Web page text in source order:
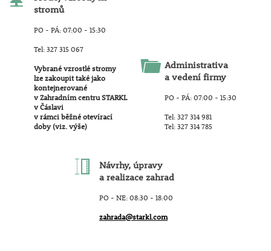
stromů
PO - PÁ: 07:00 - 15:30
Tel: 327 315 067
Vybrané vzrostlé stromy
lze zakoupit také jako
kontejnerované
v Zahradním centru STARKL
v Čáslavi
v rámci běžné otevírací
doby (viz. výše)
Administrativa
a vedení firmy
PO - PÁ: 07:00 - 15:30
Tel: 327 314 981
Tel: 327 314 785
Návrhy, úpravy
a realizace zahrad
PO - NE: 08:30 - 18:00
zahrada@starkl.com